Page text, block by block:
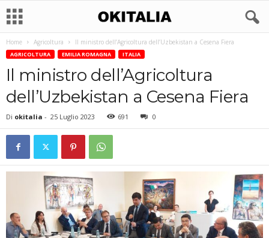
Home Agricoltura Il ministro dell’Agricoltura dell’Uzbekistan a Cesena Fiera
AGRICOLTURA EMILIA ROMAGNA ITALIA
Il ministro dell’Agricoltura
dell’Uzbekistan a Cesena Fiera
Di okitalia - 25 Luglio 2023 691 0